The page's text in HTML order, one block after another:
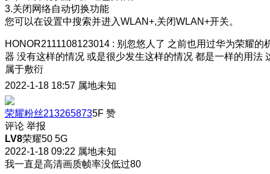
3.关闭网络自动切换功能
您可以在设置中搜索并进入WLAN+,关闭WLAN+开关。
HONOR2111108123014 : 别忽悠人了 之前也用过华为荣耀的
器 没有这样的情况 或是很少发生这样的情况 都是一样的用法
属于敷衍
2022-1-18 18:57 属地未知
荣耀粉丝2132658735F 赞
评论 举报
LV8荣耀50 5G
2022-1-18 09:22 属地未知
我一直是高清画质帧率没低过80